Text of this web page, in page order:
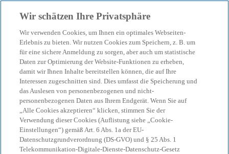
menu search
Wir schätzen Ihre Privatsphäre
Wir verwenden Cookies, um Ihnen ein optimales Webseiten-
Erlebnis zu bieten. Wir nutzen Cookies zum Speichern, z. B. um
für eine sichere Anmeldung zu sorgen, aber auch um statistische
Daten zur Optimierung der Website-Funktionen zu erheben,
damit wir Ihnen Inhalte bereitstellen können, die auf Ihre
Interessen zugeschnitten sind. Dies umfasst die Speicherung und
das Auslesen von personenbezogenen und nicht-
personenbezogenen Daten aus Ihrem Endgerät. Wenn Sie auf
„Alle Cookies akzeptieren“ klicken, stimmen Sie der
Verwendung dieser Cookies (Auflistung siehe „Cookie-
Einstellungen“) gemäß Art. 6 Abs. 1a der EU-
Datenschutzgrundverordnung (DS-GVO) und § 25 Abs. 1
Telekommunikation-Digitale-Dienste-Datenschutz-Gesetz